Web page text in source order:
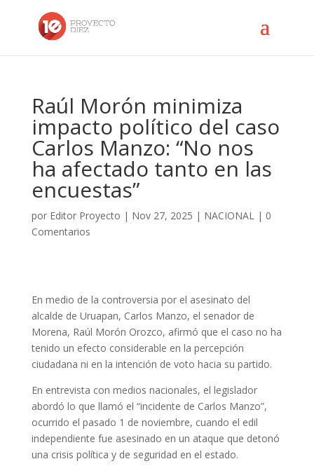
Raúl Morón minimiza
impacto político del caso
Carlos Manzo: “No nos
ha afectado tanto en las
encuestas”
por Editor Proyecto | Nov 27, 2025 | NACIONAL| 0
Comentarios
En medio de la controversia por el asesinato del
alcalde de Uruapan, Carlos Manzo, el senador de
Morena, Raúl Morón Orozco, afirmó que el caso no ha
tenido un efecto considerable en la percepción
ciudadana ni en la intención de voto hacia su partido.
En entrevista con medios nacionales, el legislador
abordó lo que llamó el “incidente de Carlos Manzo”,
ocurrido el pasado 1 de noviembre, cuando el edil
independiente fue asesinado en un ataque que detonó
una crisis política y de seguridad en el estado.